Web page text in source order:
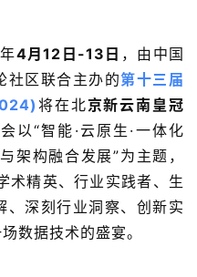
4月12日-13日 ，由中国
社区联合主办的第十三届
将在北京新云南皇冠
以“智能·云原生·一体化
构融合发展”为主题，
术精英、行业实践者、生
、深刻行业洞察、创新实
数据技术的盛宴。